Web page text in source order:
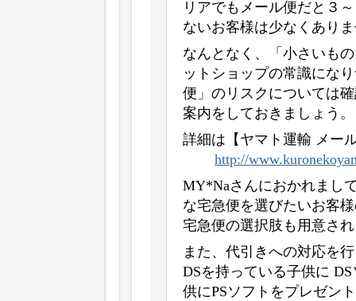
リアでもメール便だと３
ないお客様は少なくあり
なんとなく、「小さいも
ットショップの常識にな
便」のリスクについては
案内をしておきましょう。
詳細は【ヤマト運輸 メー
http://
MY*Naさんにおかれまし
な宅急便を選びたいお客
宅急便の選択肢も用意さ
また、代引きへの対応を
DSを持っている子供に
供にPSソフトをプレゼン